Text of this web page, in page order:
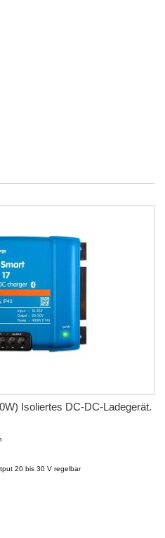
Isoliertes DC-DC-Ladegerät.
20 bis 30 V regelbar